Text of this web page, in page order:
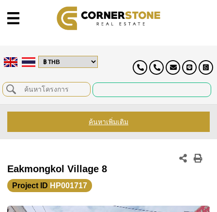
ค้นหาเพิ่มเติม
Eakmongkol Village 8
Project ID HP001717